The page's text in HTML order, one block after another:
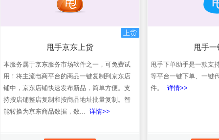
上货
甩手京东上货
本服务属于京东服务市场软件之一，可免费试
用！将主流电商平台的商品一键复制到京东店
铺中，京东店铺快速发布新品，简单方便。支
持按店铺整店复制和按商品地址批量复制。智
能转换为京东商品数据，数... 详情>>
甩手
甩手下单助手是一款支
等平台一键下单、一键
件。 详情>>